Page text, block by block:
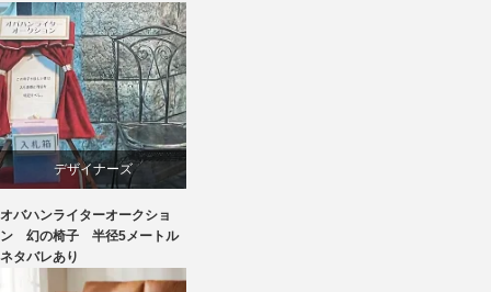
デザイナーズ
マーケティング
オバハンライターオークショ
ン 幻の椅子 半径5メートル
ネタバレあり